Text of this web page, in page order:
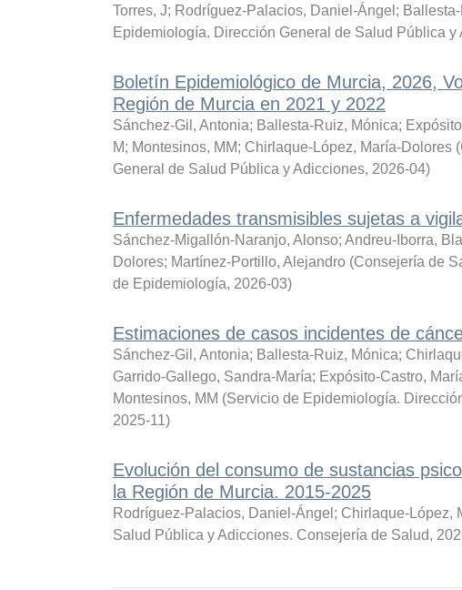
Torres, J; Rodríguez-Palacios, Daniel-Ángel ;
Epidemiología. Dirección General de Salud Pública
Boletín Epidemiológico de Murcia, 2026,
Región de Murcia en 2021 y 2022
Sánchez-Gil, Antonia; Ballesta-Ruiz, Mónica;
M; Montesinos, MM; Chirlaque-López, María-Dolores (
General de Salud Pública y Adicciones, 2026-04)
Enfermedades transmisibles sujetas a
Sánchez-Migallón-Naranjo, Alonso; Andreu-Iborra,
Dolores; Martínez-Portillo, Alejandro (Consejería de
de Epidemiología, 2026-03)
Estimaciones de casos incidentes de
Sánchez-Gil, Antonia; Ballesta-Ruiz, Mónica;
Garrido-Gallego, Sandra-María; Expósito-Castro,
Montesinos, MM (Servicio de Epidemiología.
2025-11)
Evolución del consumo de sustancias
la Región de Murcia. 2015-2025
Rodríguez-Palacios, Daniel-Ángel ; Chirlaque-López,
Salud Pública y Adicciones. Consejería de Salud,